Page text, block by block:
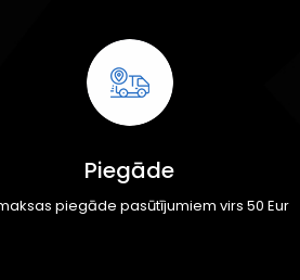
Piegāde
piegāde pasūtījumiem virs 50 Eur